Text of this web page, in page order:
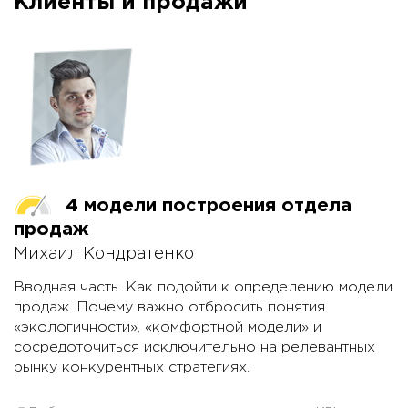
функции в компании? Какие задачи были
получилось.
Инженерную и корпоративную культуры
вне зависимости от того, формализованы они или
В докладе рассмотрим, почему так важно
осознанно определить инженерную культуру, что в
нее стоит включать, как внедрять и в чем основная
сложность.
4 модели построения отдела
продаж
Михаил Кондратенко
Вводная часть. Как подойти к определению модели
продаж. Почему важно отбросить понятия
«экологичности», «комфортной модели» и
сосредоточиться исключительно на релевантных
рынку конкурентных стратегиях.